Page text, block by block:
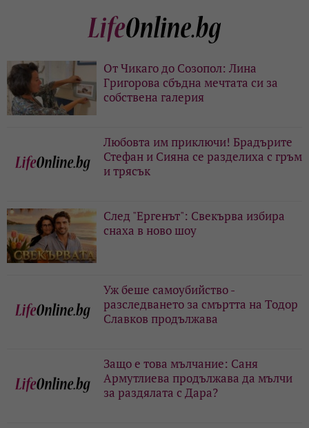
От Чикаго до Созопол: Лина
Григорова сбъдна мечтата си за
собствена галерия
Любовта им приключи! Брадърите
Стефан и Сияна се разделиха с гръм
и трясък
След "Ергенът": Свекърва избира
снаха в ново шоу
Уж беше самоубийство -
разследването за смъртта на Тодор
Славков продължава
Защо е това мълчание: Саня
Армутлиева продължава да мълчи
за раздялата с Дара?